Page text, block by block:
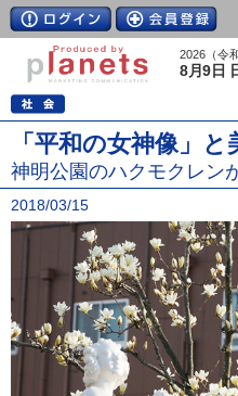
2026（令
8月9日
「平和の女神像」と
神明公園のハクモクレン
2018/03/15